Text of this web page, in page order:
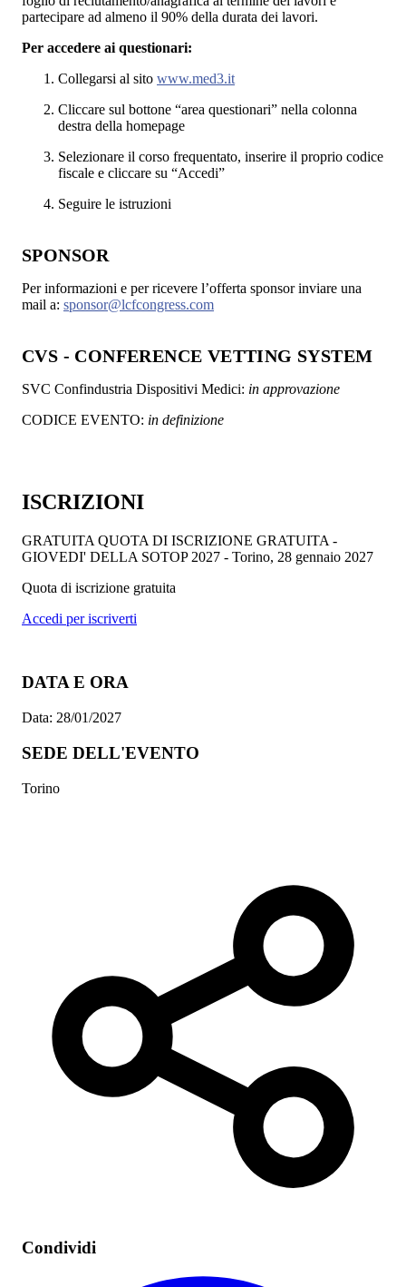
partecipare ad almeno il 90% della durata dei lavori.
Per accedere ai questionari:
Collegarsi al sito www.med3.it
Cliccare sul bottone “area questionari” nella colonna
destra della homepage
Selezionare il corso frequentato, inserire il proprio codice
fiscale e cliccare su “Accedi”
Seguire le istruzioni
SPONSOR
Per informazioni e per ricevere l’offerta sponsor inviare una
mail a: sponsor@lcfcongress.com
CVS - CONFERENCE VETTING SYSTEM
SVC Confindustria Dispositivi Medici: in approvazione
CODICE EVENTO: in definizione
ISCRIZIONI
GRATUITA QUOTA DI ISCRIZIONE GRATUITA -
GIOVEDI' DELLA SOTOP 2027 - Torino, 28 gennaio 2027
Quota di iscrizione gratuita
Accedi per iscriverti
DATA E ORA
Data: 28/01/2027
SEDE DELL'EVENTO
Torino
Condividi